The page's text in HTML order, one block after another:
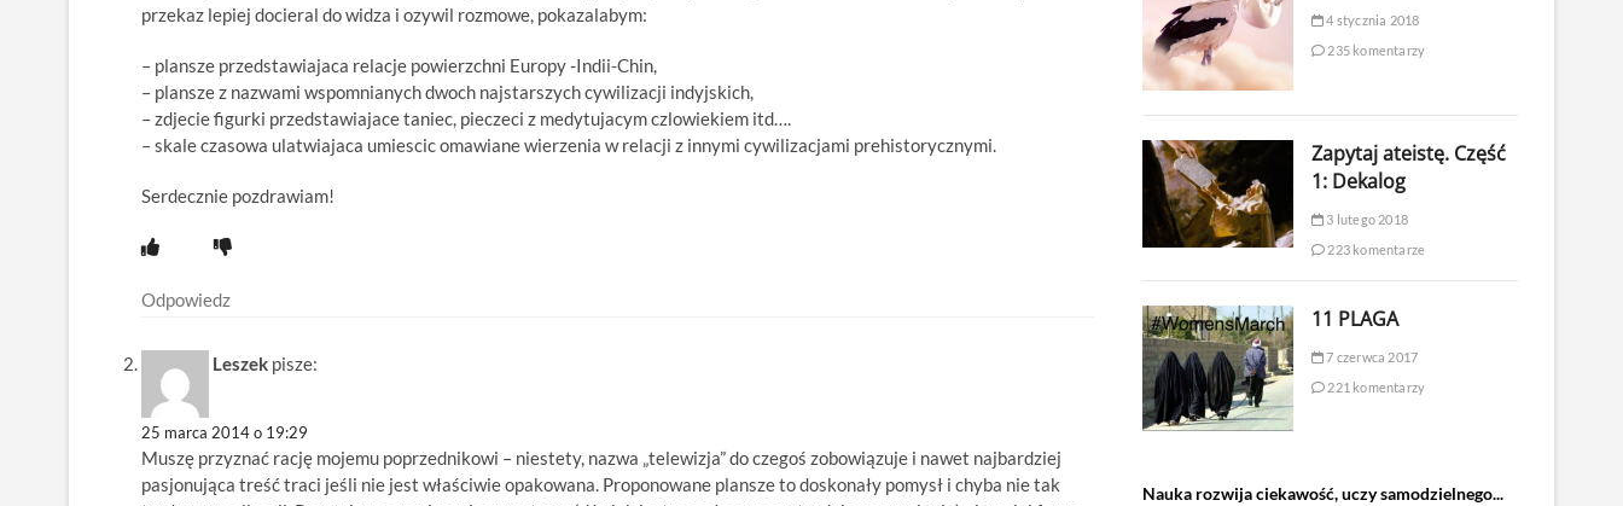
przekaz lepiej docieral do widza i ozywil rozmowe, pokazalabym:
– plansze przedstawiajaca relacje powierzchni Europy -Indii-Chin,
– plansze z nazwami wspomnianych dwoch najstarszych cywilizacji indyjskich,
– zdjecie figurki przedstawiajace taniec, pieczeci z medytujacym czlowiekiem itd….
– skale czasowa ulatwiajaca umiescic omawiane wierzenia w relacji z innymi cywilizacjami prehistorycznymi.
Serdecznie pozdrawiam!
Odpowiedz
Leszek pisze:
25 marca 2014 o 19:29
Muszę przyznać rację mojemu poprzednikowi – niestety, nazwa „telewizja” do czegoś zobowiązuje i nawet najbardziej
pasjonująca treść traci jeśli nie jest właściwie opakowana. Proponowane plansze to doskonały pomysł i chyba nie tak
4 stycznia 2018
235 komentarzy
Zapytaj ateistę. Część
1: Dekalog
3 lutego 2018
223 komentarze
11 PLAGA
7 czerwca 2017
221 komentarzy
Nauka rozwija ciekawość, uczy samodzielnego...